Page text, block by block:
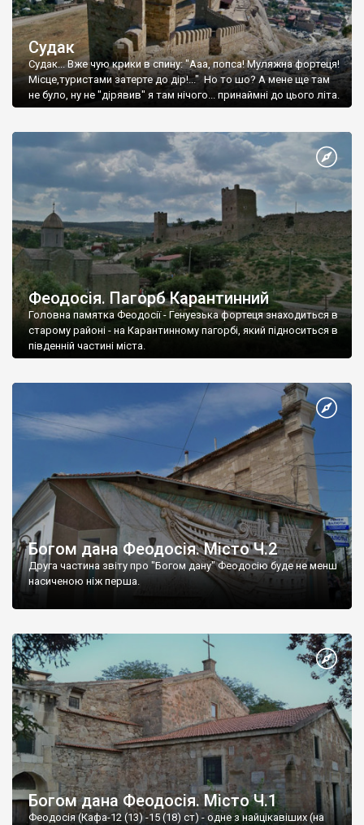
Судак
Судак... Вже чую крики в спину: "Ааа, попса! Муляжна фортеця!
Місце,туристами затерте до дір!..." Но то шо? А мене ще там
не було, ну не "дірявив" я там нічого... принаймні до цього літа.
Феодосія. Пагорб Карантинний
Головна памятка Феодосії - Генуезька фортеця знаходиться в
старому районі - на Карантинному пагорбі, який підноситься в
південній частині міста.
Богом дана Феодосія. Місто Ч.2
Друга частина звіту про "Богом дану" Феодосію буде не менш
насиченою ніж перша.
Богом дана Феодосія. Місто Ч.1
Феодосія (Кафа-12 (13) -15 (18) ст) - одне з найцікавіших (на